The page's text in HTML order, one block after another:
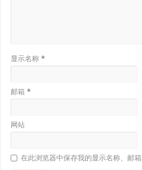
显示名称 *
邮箱 *
网站
在此浏览器中保存我的显示名称、邮